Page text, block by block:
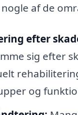
af de
efter
sig efter
og